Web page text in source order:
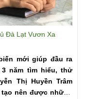
Đà Lạt Vươn Xa
mới giúp đầu ra
năm tìm hiểu, thử
Thị Huyền Trâm
nên được những